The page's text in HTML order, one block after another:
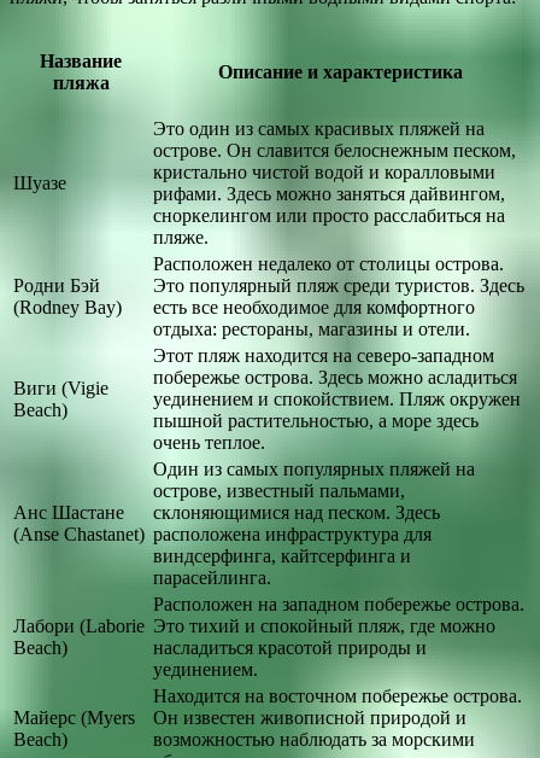
Название
пляжа
Описание и характеристика
Шуазе
Это один из самых красивых пляжей на
острове. Он славится белоснежным песком,
кристально чистой водой и коралловыми
рифами. Здесь можно заняться дайвингом,
сноркелингом или просто расслабиться на
пляже.
Родни Бэй
(Rodney Bay)
Расположен недалеко от столицы острова.
Это популярный пляж среди туристов. Здесь
есть все необходимое для комфортного
отдыха: рестораны, магазины и отели.
Виги (Vigie
Beach)
Этот пляж находится на северо-западном
побережье острова. Здесь можно асладиться
уединением и спокойствием. Пляж окружен
пышной растительностью, а море здесь
очень теплое.
Анс Шастане
(Anse Chastanet)
Один из самых популярных пляжей на
острове, известный пальмами,
склоняющимися над песком. Здесь
расположена инфраструктура для
виндсерфинга, кайтсерфинга и
парасейлинга.
Лабори (Laborie
Beach)
Расположен на западном побережье острова.
Это тихий и спокойный пляж, где можно
насладиться красотой природы и
уединением.
Майерс (Myers
Beach)
Находится на восточном побережье острова.
Он известен живописной природой и
возможностью наблюдать за морскими